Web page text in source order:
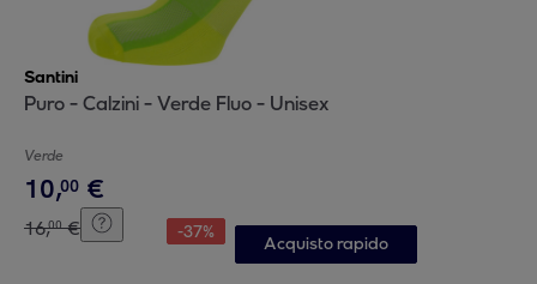
Santini
Puro - Calzini - Verde Fluo - Unisex
Verde
10,00 €
16,00 € -37%
Acquisto rapido